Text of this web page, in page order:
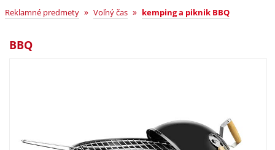
Reklamné predmety » Voľný čas » kemping a piknik BBQ
BBQ